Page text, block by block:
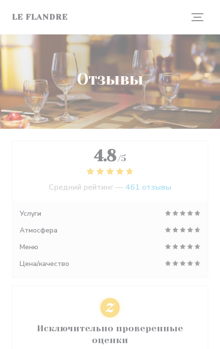
LE FLANDRE
Отзывы
4.8 /5
Средний рейтинг — 461 отзывы
Услуги
Атмосфера
Меню
Цена/качество
Исключительно проверенные
оценки